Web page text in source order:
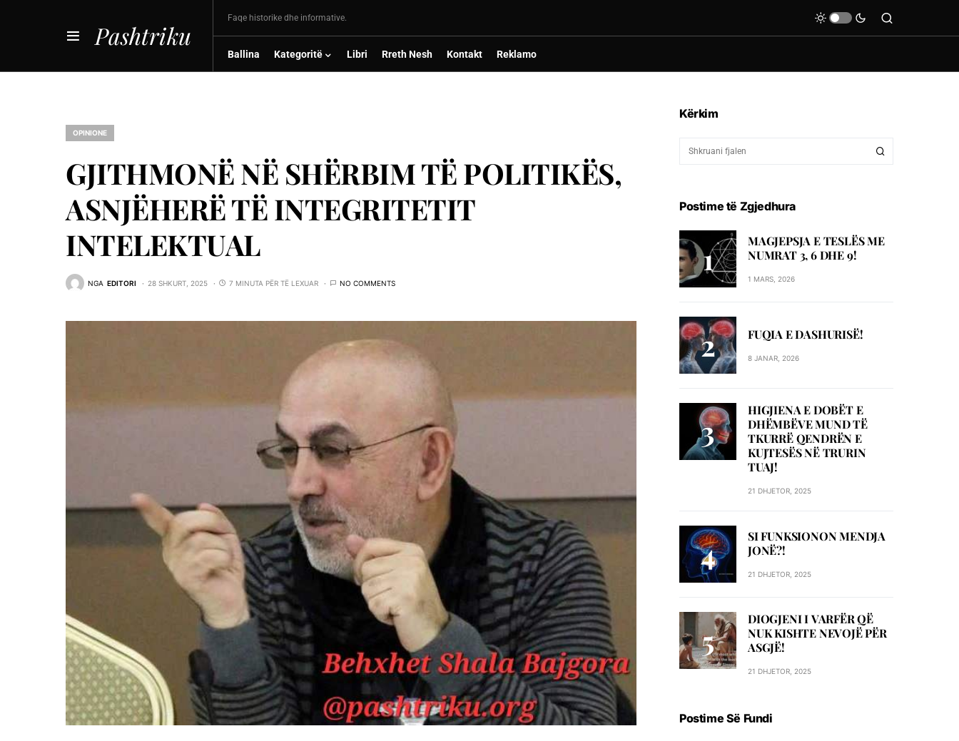
Pashtriku
Faqe historike dhe informative.
Ballina Kategoritë Libri Rreth Nesh Kontakt Reklamo
OPINIONE
GJITHMONË NË SHËRBIM TË POLITIKËS,
ASNJËHERË TË INTEGRITETIT
INTELEKTUAL
NGA EDITORI 28 SHKURT, 2025 7 MINUTA PËR TË LEXUAR NO COMMENTS
Kërkim
Postime të Zgjedhura
MAGJEPSJA E TESLËS ME
NUMRAT 3, 6 DHE 9!
1 MARS, 2026
FUQIA E DASHURISË!
8 JANAR, 2026
HIGJIENA E DOBËT E
DHËMBËVE MUND TË
TKURRË QENDRËN E
KUJTESËS NË TRURIN
TUAJ!
21 DHJETOR, 2025
SI FUNKSIONON MENDJA
JONË?!
21 DHJETOR, 2025
DIOGJENI I VARFËR QË
NUK KISHTE NEVOJË PËR
ASGJË!
21 DHJETOR, 2025
Postime Së Fundi